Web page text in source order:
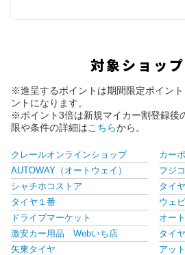
対象ショッ
※進呈するポイントは期間限定ポイン
ントになります。
※ポイント3倍は新規マイカー割登録後
限や条件の詳細はこちらから。
クレールオンラインショップ
カー
AUTOWAY（オートウェイ）
フジ
シャチホコストア
タイ
タイヤ１番
ウェ
ドライブマーケット
オー
激安カー用品 Webいち店
タイ
矢東タイヤ
アッ